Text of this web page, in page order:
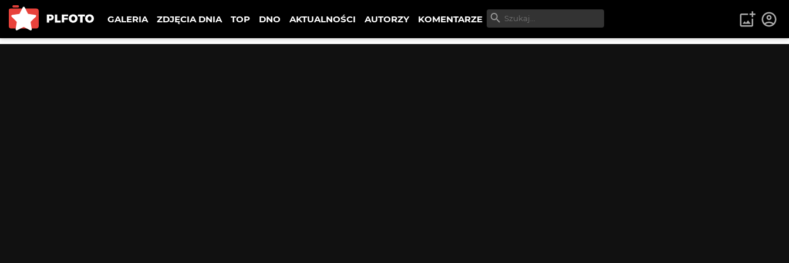
GALERIA ZDJĘCIA DNIA TOP DNO AKTUALNOŚCI AUTORZY KOMENTARZE